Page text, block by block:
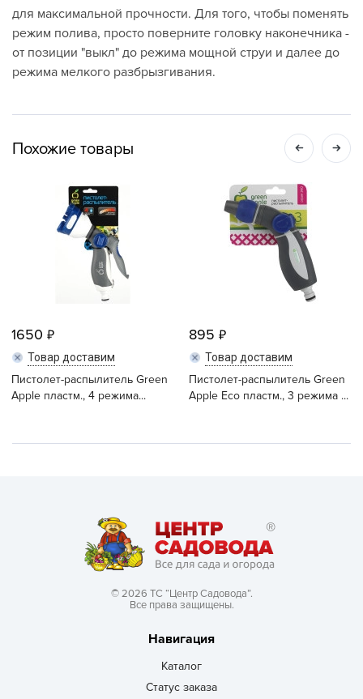
для максимальной прочности. Для того, чтобы поменять
режим полива, просто поверните головку наконечника -
от позиции "выкл" до режима мощной струи и далее до
режима мелкого разбрызгивания.
Похожие товары
1650
Товар доставим
Пистолет-распылитель Green
Apple пластм., 4 режима...
895
Товар доставим
Пистолет-распылитель Green
Apple Eco пластм., 3 режима ...
© 2026 ТС “Центр Садовода”.
Все права защищены.
Навигация
Каталог
Статус заказа